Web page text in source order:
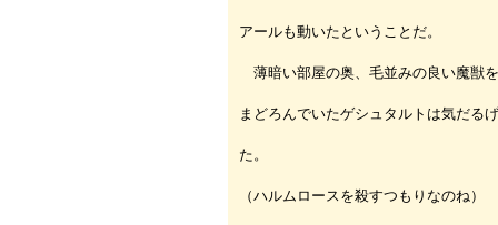
アールも動いたということだ。
薄暗い部屋の奥、毛並みの良い魔獣
まどろんでいたゲシュタルトは気だる
た。
（ハルムロースを殺すつもりなのね）